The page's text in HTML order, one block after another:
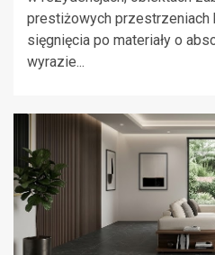
prestiżowych przestrzeniach
sięgnięcia po materiały o
wyrazie...